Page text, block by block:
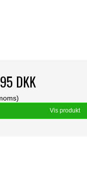
DKK
Vis produkt